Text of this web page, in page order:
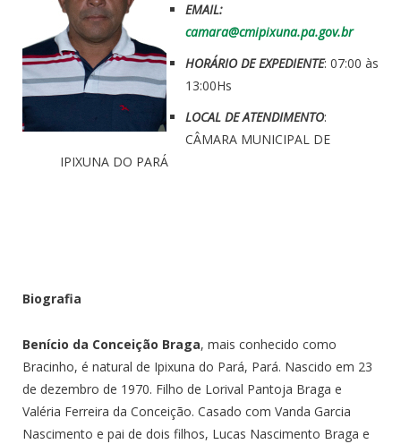
EMAIL:
camara@cmipixuna.pa.gov.br
HORÁRIO DE EXPEDIENTE: 07:00 às
13:00Hs
LOCAL DE ATENDIMENTO:
CÂMARA MUNICIPAL DE
IPIXUNA DO PARÁ
Biografia
Benício da Conceição Braga, mais conhecido como
Bracinho, é natural de Ipixuna do Pará, Pará. Nascido em 23
de dezembro de 1970. Filho de Lorival Pantoja Braga e
Valéria Ferreira da Conceição. Casado com Vanda Garcia
Nascimento e pai de dois filhos, Lucas Nascimento Braga e